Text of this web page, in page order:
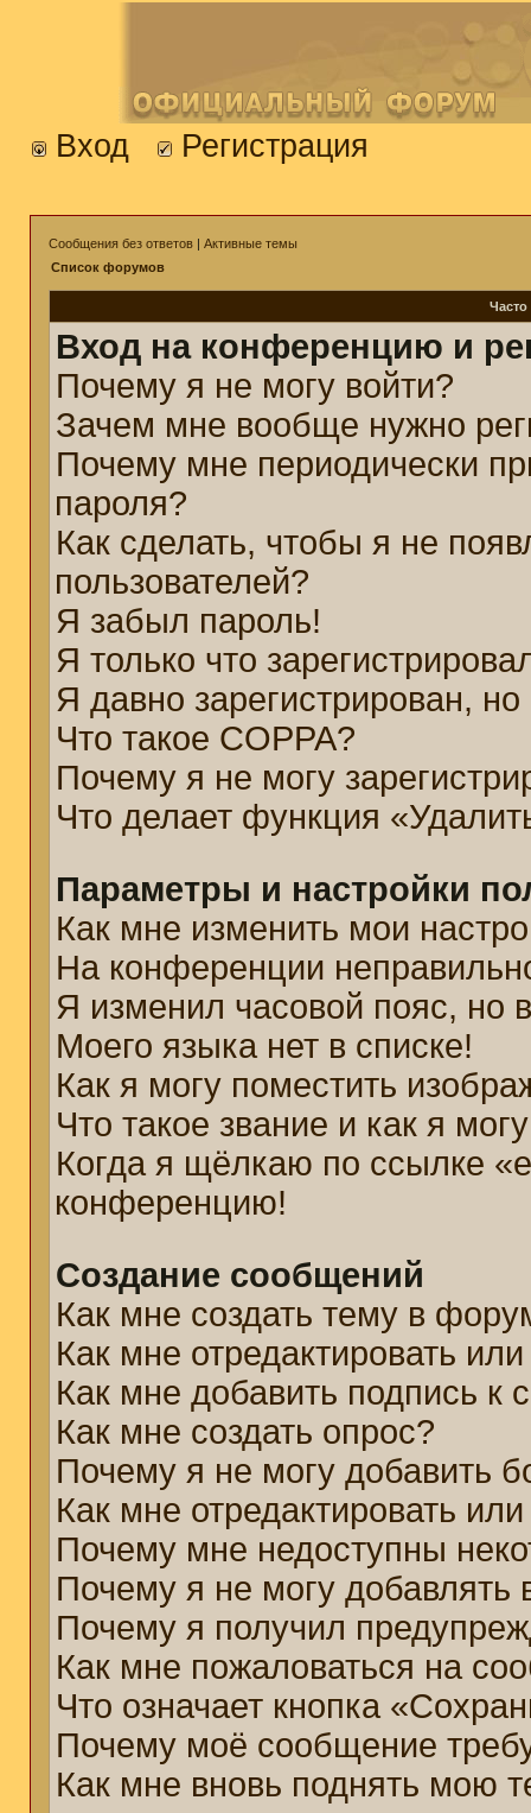
Вход Регистрация
Сообщения без ответов | Активные темы
Список форумов
Вход на конференцию и
Почему я не могу войти?
Зачем мне вообще нужно
Почему мне периодически
пароля?
Как сделать, чтобы я не
пользователей?
Я забыл пароль!
Я только что
Я давно зарегистрирован,
Что такое COPPA?
Почему я не могу
Что делает функция
Параметры и настройки
Как мне изменить мои
На конференции
Я изменил часовой пояс, но
Моего языка нет в списке!
Как я могу поместить
Что такое звание и как я
Когда я щёлкаю по ссылке
конференцию!
Создание сообщений
Как мне создать тему в
Как мне отредактировать
Как мне добавить подпись
Как мне создать опрос?
Почему я не могу добавить
Как мне отредактировать
Почему мне недоступны
Почему я не могу добавлять
Почему я получил
Как мне пожаловаться на
Что означает кнопка
Почему моё сообщение
Как мне вновь поднять мою